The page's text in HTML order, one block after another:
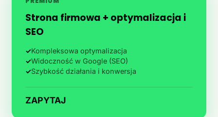
Strona firmowa + optymalizacja i
SEO
✓Kompleksowa optymalizacja
✓Widoczność w Google (SEO)
✓Szybkość działania i konwersja
ZAPYTAJ